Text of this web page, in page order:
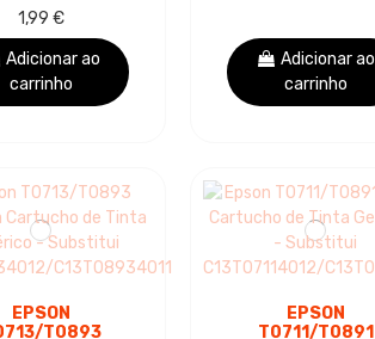
DE TINTA
GENÉRICA -
1,99 €
Adicionar ao
carrinho
Adicionar ao
carrinho
EPSON
T0893
EPSON
T0711/T0891